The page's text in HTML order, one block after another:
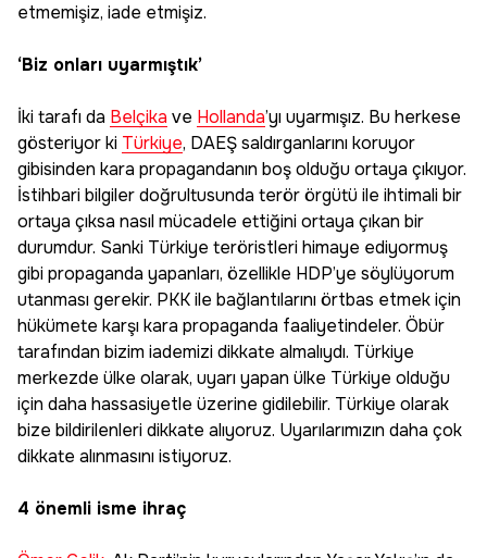
etmemişiz, iade etmişiz.
‘Biz onları uyarmıştık’
İki tarafı da Belçika ve Hollanda’yı uyarmışız. Bu herkese
gösteriyor ki Türkiye, DAEŞ saldırganlarını koruyor
gibisinden kara propagandanın boş olduğu ortaya çıkıyor.
İstihbari bilgiler doğrultusunda terör örgütü ile ihtimali bir
ortaya çıksa nasıl mücadele ettiğini ortaya çıkan bir
durumdur. Sanki Türkiye teröristleri himaye ediyormuş
gibi propaganda yapanları, özellikle HDP’ye söylüyorum
utanması gerekir. PKK ile bağlantılarını örtbas etmek için
hükümete karşı kara propaganda faaliyetindeler. Öbür
tarafından bizim iademizi dikkate almalıydı. Türkiye
merkezde ülke olarak, uyarı yapan ülke Türkiye olduğu
için daha hassasiyetle üzerine gidilebilir. Türkiye olarak
bize bildirilenleri dikkate alıyoruz. Uyarılarımızın daha çok
dikkate alınmasını istiyoruz.
4 önemli isme ihraç